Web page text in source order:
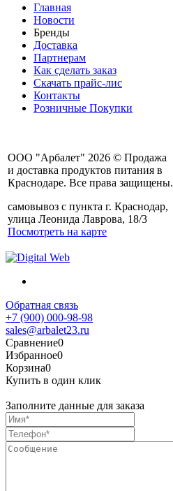
Главная
Новости
Бренды
Доставка
Партнерам
Как сделать заказ
Скачать прайс-лис
Контакты
Розничные Покупки
ООО "Арбалет" 2026 © Продажа
и доставка продуктов питания в
Краснодаре. Все права защищены.
самовывоз с пункта г. Краснодар,
улица Леонида Лаврова, 18/3
Посмотреть на карте
Обратная связь
+7 (900) 000-98-98
sales@arbalet23.ru
Сравнение0
Избранное0
Корзина0
Купить в один клик
Заполните данные для заказа